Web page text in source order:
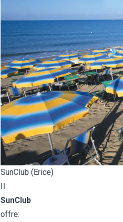
SunClub (Erice)
SunClub
offre: